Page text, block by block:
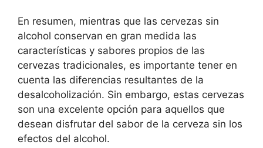
En resumen, mientras que las cervezas sin
alcohol conservan en gran medida las
características y sabores propios de las
cervezas tradicionales, es importante tener en
cuenta las diferencias resultantes de la
desalcoholización. Sin embargo, estas cervezas
son una excelente opción para aquellos que
desean disfrutar del sabor de la cerveza sin los
efectos del alcohol.